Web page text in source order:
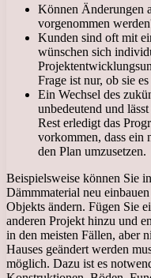
Können Änderungen
vorgenommen
Kunden sind oft mit
wünschen sich
Frage ist nur, ob sie
Ein Wechsel des
unbedeutend und
Rest erledigt das
vorkommen, dass ein
den Plan umzusetzen.
Beispielsweise können Sie
Dämmmaterial neu
Objekts ändern. Fügen Sie
anderen Projekt hinzu und
in den meisten Fällen, aber
Hauses geändert werden
möglich. Dazu ist es